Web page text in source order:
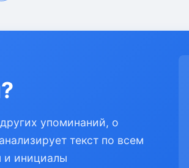
других упоминаний, о
текст по всем
и инициалы